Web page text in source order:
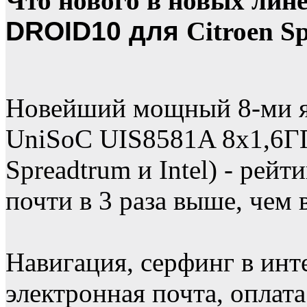
DROID10 для Citroen
Новейший мощный 8-ми
UniSoC UIS8581A
Spreadtrum и Intel) -
почти в 3 раза выше,
Навигация, серфинг в
электронная почта,